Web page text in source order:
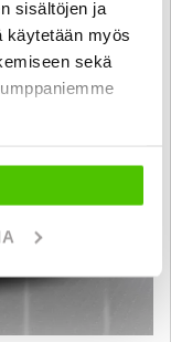
sisältöjen ja
käytetään myös
sekä